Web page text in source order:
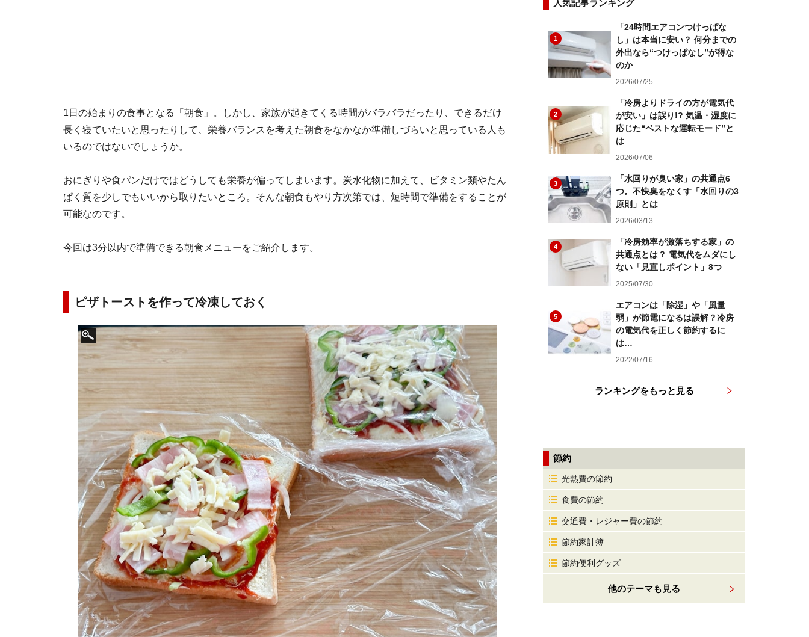
1日の始まりの食事となる「朝食」。しかし、家族が起きてくる時間がバラバラだったり、できるだけ
長く寝ていたいと思ったりして、栄養バランスを考えた朝食をなかなか準備しづらいと思っている人も
いるのではないでしょうか。
おにぎりや食パンだけではどうしても栄養が偏ってしまいます。炭水化物に加えて、ビタミン類やたん
ぱく質を少しでもいいから取りたいところ。そんな朝食もやり方次第では、短時間で準備をすることが
可能なのです。
今回は3分以内で準備できる朝食メニューをご紹介します。
ピザトーストを作って冷凍しておく
人気記事ランキング
1
「24時間エアコンつけっぱな
し」は本当に安い？ 何分までの
外出なら“つけっぱなし”が得な
のか
2026/07/25
2
「冷房よりドライの方が電気代
が安い」は誤り!? 気温・湿度に
応じた“ベストな運転モード”と
は
2026/07/06
3
「水回りが臭い家」の共通点6
つ。不快臭をなくす「水回りの3
原則」とは
2026/03/13
4
「冷房効率が激落ちする家」の
共通点とは？ 電気代をムダにし
ない「見直しポイント」8つ
2025/07/30
5
エアコンは「除湿」や「風量
弱」が節電になるは誤解？冷房
の電気代を正しく節約するに
は…
2022/07/16
ランキングをもっと見る
節約
光熱費の節約
食費の節約
交通費・レジャー費の節約
節約家計簿
節約便利グッズ
他のテーマも見る